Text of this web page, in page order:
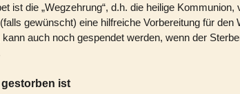
ist die „Wegzehrung“, d.h. die heilige
gewünscht) eine hilfreiche Vorbereitung für den
auch noch gespendet werden, wenn der
ist